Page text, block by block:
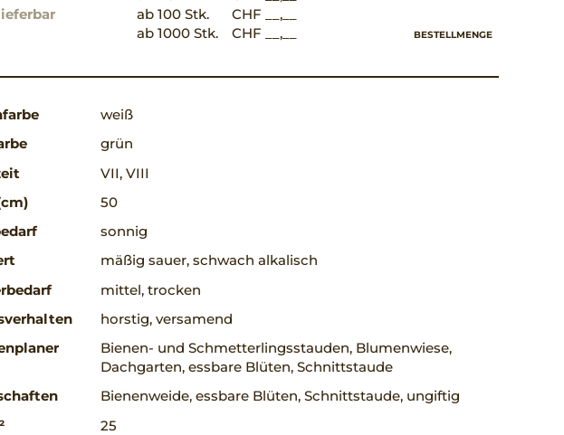
ab 100 Stk.
CHF __,__
ab 1000 Stk.
CHF __,__ BESTELLMENGE
weiß
grün
VII, VIII
50
sonnig
mäßig sauer, schwach alkalisch
mittel, trocken
horstig, versamend
Bienen- und Schmetterlingsstauden, Blumenwiese,
Dachgarten, essbare Blüten, Schnittstaude
Bienenweide, essbare Blüten, Schnittstaude, ungiftig
25